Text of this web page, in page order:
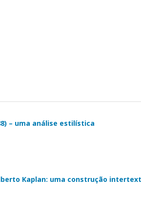
– uma análise estilística
Kaplan: uma construção